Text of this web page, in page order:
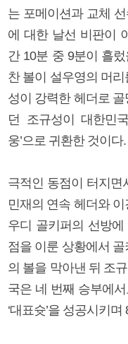
는 포메이션과 교체
에 대한 날선 비판이
간 10분 중 9분이 흘
찬 볼이 설우영의 머
성이 강력한 헤더로
던 조규성이 대한민
웅’으로 귀환한 것이다.
극적인 동점이 터지면
민재의 연속 헤더와
우디 골키퍼의 선방
점을 이룬 상황에서
의 볼을 막아낸 뒤 조
국은 네 번째 승부에
‘대표슛’을 성공시키